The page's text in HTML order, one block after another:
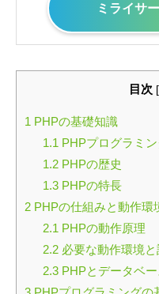
ミライサ
目次 [
1 PHPの基礎知識
1.1PHPプログラミン
1.2PHPの歴史
1.3PHPの特長
2 PHPの仕組みと動作環
2.1PHPの動作原理
2.2必要な動作環境と
2.3PHPとデータベ